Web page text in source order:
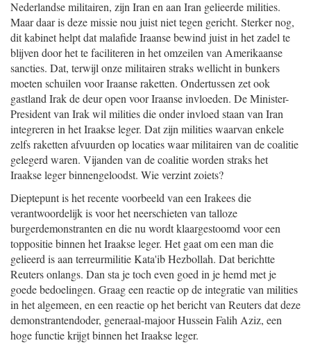
Nederlandse militairen, zijn Iran en aan Iran gelieerde milities.
Maar daar is deze missie nou juist niet tegen gericht. Sterker nog,
dit kabinet helpt dat malafide Iraanse bewind juist in het zadel te
blijven door het te faciliteren in het omzeilen van Amerikaanse
sancties. Dat, terwijl onze militairen straks wellicht in bunkers
moeten schuilen voor Iraanse raketten. Ondertussen zet ook
gastland Irak de deur open voor Iraanse invloeden. De Minister-
President van Irak wil milities die onder invloed staan van Iran
integreren in het Iraakse leger. Dat zijn milities waarvan enkele
zelfs raketten afvuurden op locaties waar militairen van de coalitie
gelegerd waren. Vijanden van de coalitie worden straks het
Iraakse leger binnengeloodst. Wie verzint zoiets?
Dieptepunt is het recente voorbeeld van een Irakees die
verantwoordelijk is voor het neerschieten van talloze
burgerdemonstranten en die nu wordt klaargestoomd voor een
toppositie binnen het Iraakse leger. Het gaat om een man die
gelieerd is aan terreurmilitie Kata'ib Hezbollah. Dat berichtte
Reuters onlangs. Dan sta je toch even goed in je hemd met je
goede bedoelingen. Graag een reactie op de integratie van milities
in het algemeen, en een reactie op het bericht van Reuters dat deze
demonstrantendoder, generaal-majoor Hussein Falih Aziz, een
hoge functie krijgt binnen het Iraakse leger.